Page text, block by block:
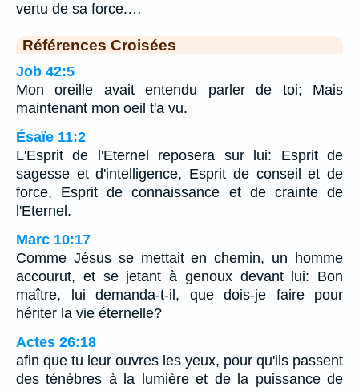
vertu de sa force.…
Références Croisées
Job 42:5
Mon oreille avait entendu parler de toi; Mais
maintenant mon oeil t'a vu.
Ésaïe 11:2
L'Esprit de l'Eternel reposera sur lui: Esprit de
sagesse et d'intelligence, Esprit de conseil et de
force, Esprit de connaissance et de crainte de
l'Eternel.
Marc 10:17
Comme Jésus se mettait en chemin, un homme
accourut, et se jetant à genoux devant lui: Bon
maître, lui demanda-t-il, que dois-je faire pour
hériter la vie éternelle?
Actes 26:18
afin que tu leur ouvres les yeux, pour qu'ils passent
des ténèbres à la lumière et de la puissance de